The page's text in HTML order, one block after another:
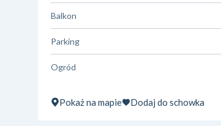
Balkon
Parking
Ogród
Pokaż na mapie Dodaj do schowka